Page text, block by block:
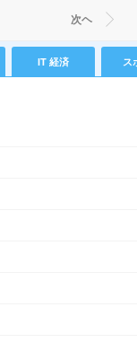
次ヘ
IT 経済 ス